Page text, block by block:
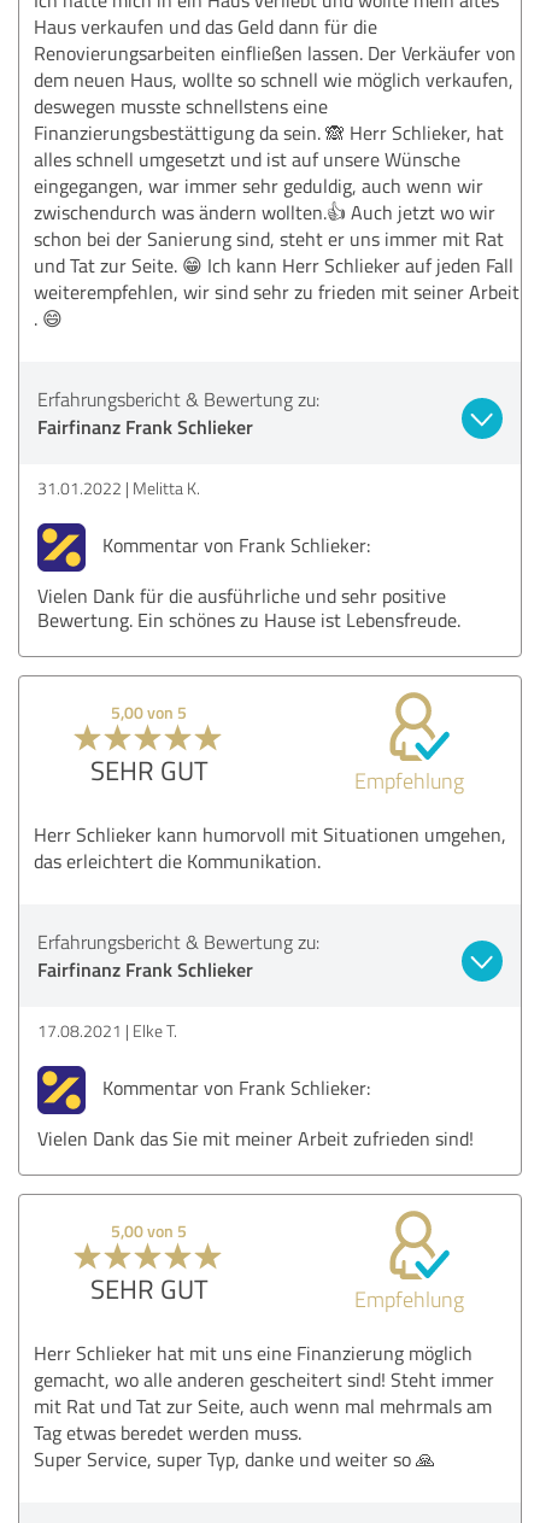
Haus verkaufen und das Geld dann für die
Renovierungsarbeiten einfließen lassen. Der Verkäufer von
dem neuen Haus, wollte so schnell wie möglich verkaufen,
deswegen musste schnellstens eine
Finanzierungsbestättigung da sein. 🙈 Herr Schlieker, hat
alles schnell umgesetzt und ist auf unsere Wünsche
eingegangen, war immer sehr geduldig, auch wenn wir
zwischendurch was ändern wollten.👍 Auch jetzt wo wir
schon bei der Sanierung sind, steht er uns immer mit Rat
und Tat zur Seite. 😁 Ich kann Herr Schlieker auf jeden Fall
weiterempfehlen, wir sind sehr zu frieden mit seiner Arbeit
. 😄
Erfahrungsbericht & Bewertung zu:
Fairfinanz Frank Schlieker
31.01.2022 Melitta K.
Kommentar von Frank Schlieker:
Vielen Dank für die ausführliche und sehr positive
Bewertung. Ein schönes zu Hause ist Lebensfreude.
5,00 von 5
SEHR GUT Empfehlung
Herr Schlieker kann humorvoll mit Situationen umgehen,
das erleichtert die Kommunikation.
Erfahrungsbericht & Bewertung zu:
Fairfinanz Frank Schlieker
17.08.2021 Elke T.
Kommentar von Frank Schlieker:
Vielen Dank das Sie mit meiner Arbeit zufrieden sind!
5,00 von 5
SEHR GUT Empfehlung
Herr Schlieker hat mit uns eine Finanzierung möglich
gemacht, wo alle anderen gescheitert sind! Steht immer
mit Rat und Tat zur Seite, auch wenn mal mehrmals am
Tag etwas beredet werden muss.
Super Service, super Typ, danke und weiter so 🙏